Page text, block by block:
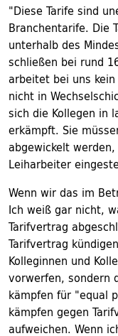
"Diese Tarife sind
Branchentarife. Die
unterhalb des
schließen bei rund
arbeitet bei uns
nicht in
sich die Kollegen in
erkämpft. Sie
abgewickelt
Leiharbeiter
Wenn wir das im
Ich weiß gar nicht,
Tarifvertrag
Tarifvertrag
Kolleginnen und
vorwerfen, sondern
kämpfen für "equal
kämpfen gegen
aufweichen. Wenn